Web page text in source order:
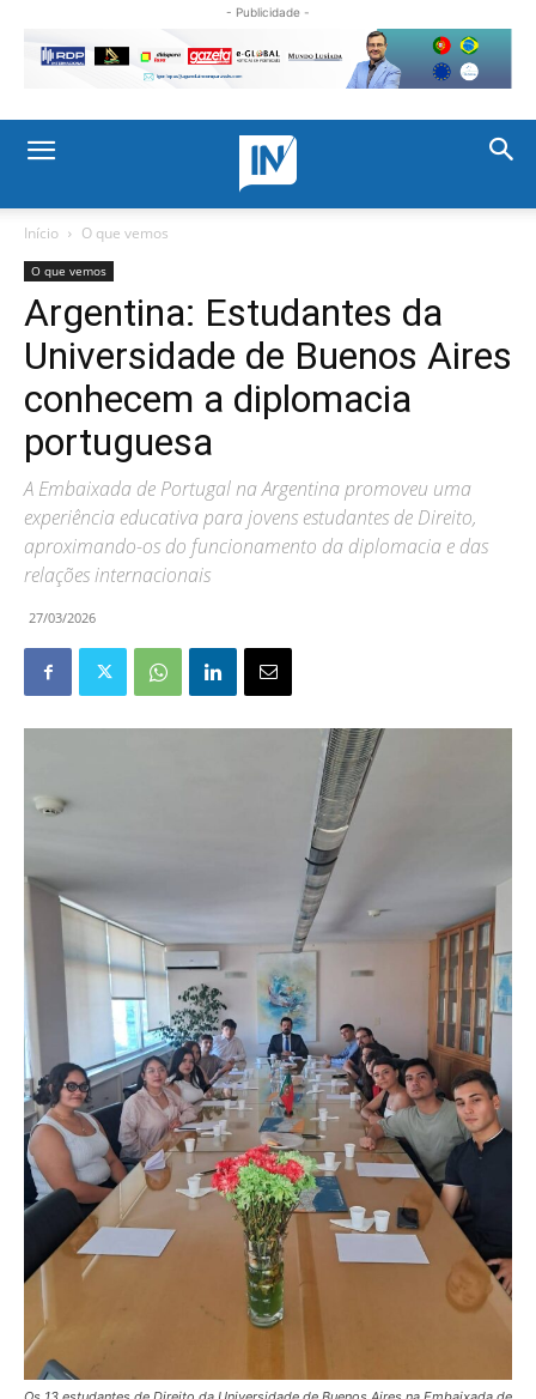
- Publicidade -
Início O que vemos
O que vemos
Argentina: Estudantes da
Universidade de Buenos Aires
conhecem a diplomacia
portuguesa
A Embaixada de Portugal na Argentina promoveu uma
experiência educativa para jovens estudantes de Direito,
aproximando-os do funcionamento da diplomacia e das
relações internacionais
27/03/2026